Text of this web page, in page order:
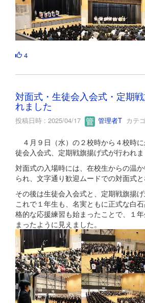
4
対面式・生徒会入会式・定期
れました
投稿日時 : 2025/04/17 管理者T カテ
４月９日（水）の２校時から４校時
徒会入会式、定期戦旗揚げ式が行われま
対面式の入場時には、在校生からの温
られ、文字通り歓迎ムードでの対面式と
その後は生徒会入会式と、定期戦旗揚げ
これで１年生も、名実ともに正式な白
格的な応援練習も始まったことで、１
まったように見えました。